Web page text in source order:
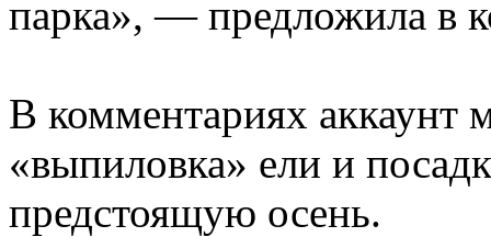
парка», — предложила в
В комментариях аккаунт
«выпиловка» ели и
предстоящую осень.